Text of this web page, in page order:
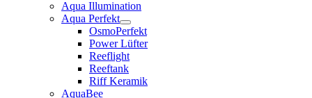
Aqua Illumination
Aqua Perfekt
OsmoPerfekt
Power Lüfter
Reeflight
Reeftank
Riff Keramik
AquaBee